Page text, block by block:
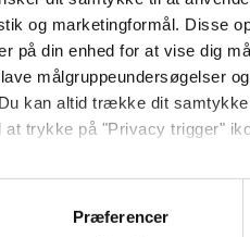
og marketingformål. Disse
på din enhed for at vise dig
målgruppeundersøgelser
kan altid trække dit
trykke på "Privacy trigger"
gerne:
om din placering, der
Præferencer
terrass.